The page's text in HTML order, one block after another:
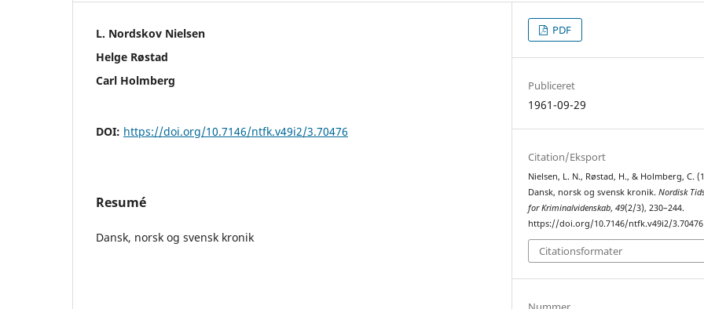
L. Nordskov Nielsen
Helge Røstad
Carl Holmberg
DOI: https://doi.org/10.7146/ntfk.v49i2/3.70476
Resumé
Dansk, norsk og svensk kronik
PDF
Publiceret
1961-09-29
Citation/Eksport
Nielsen, L. N., Røstad, H., & Holmberg, C.
Dansk, norsk og svensk kronik.Nordisk
for Kriminalvidenskab,49(2/3), 230–244.
https://doi.org/10.7146/ntfk.v49i2/3.70476
Citationsformater